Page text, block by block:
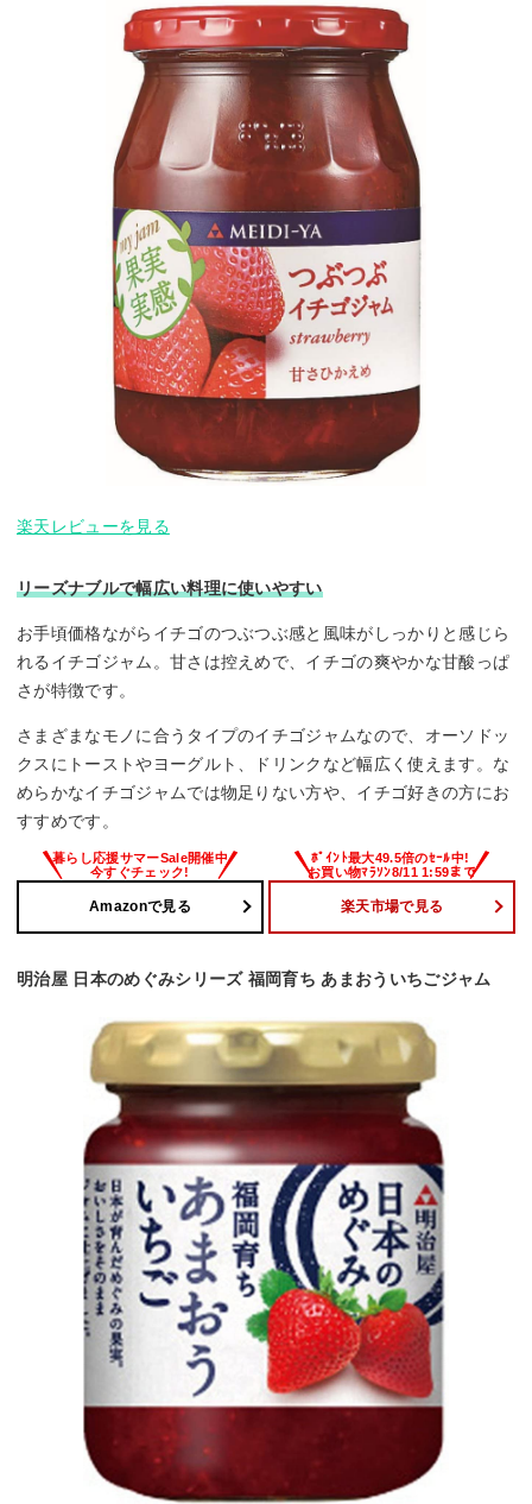
楽天レビューを見る
リーズナブルで幅広い料理に使いやすい
お手頃価格ながらイチゴのつぶつぶ感と風味がしっかりと感じら
れるイチゴジャム。甘さは控えめで、イチゴの爽やかな甘酸っぱ
さが特徴です。
さまざまなモノに合うタイプのイチゴジャムなので、オーソドッ
クスにトーストやヨーグルト、ドリンクなど幅広く使えます。な
めらかなイチゴジャムでは物足りない方や、イチゴ好きの方にお
すすめです。
Amazonで見る 楽天市場で見る
明治屋 日本のめぐみシリーズ 福岡育ち あまおういちごジャム